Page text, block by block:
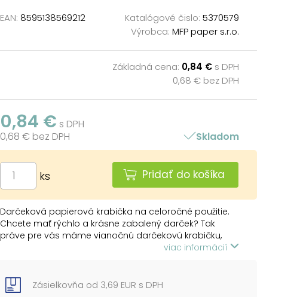
EAN: 8595138569212 Katalógové čislo: 5370579
Výrobca: MFP paper s.r.o.
Základná cena: 0,84 € s DPH
0,68 € bez DPH
0,84 € s DPH
0,68 € bez DPH
Skladom
ks Pridať do košíka
Darčeková papierová krabička na celoročné použitie.
Chcete mať rýchlo a krásne zabalený darček? Tak
práve pre vás máme vianočnú darčekovú krabičku,
ktorá vyčarí z vášho darčeka niečo neobyčajné.
zložená jediným pohybom behom 1 sekundy.
viac informácií
Zásielkovňa od 3,69 EUR s DPH